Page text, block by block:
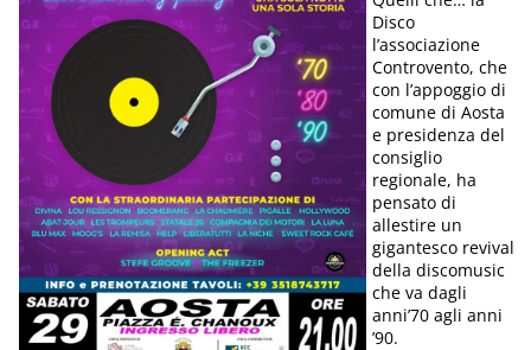
Disco
l’associazione
Controvento, che
con l’appoggio di
comune di Aosta
e presidenza del
consiglio
regionale, ha
pensato di
allestire un
gigantesco revival
della discomusic
che va dagli
anni’70 agli anni
’90.